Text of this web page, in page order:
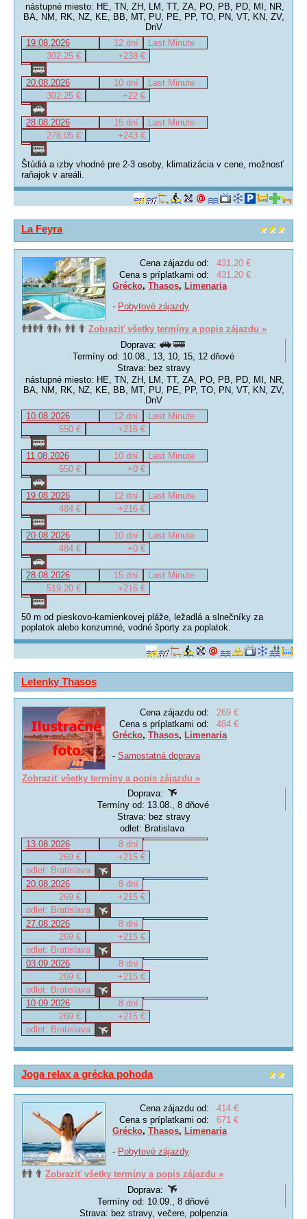
nástupné miesto: HE, TN, ZH, LM, TT, ZA, PO, PB, PD, MI, NR,
BA, NM, RK, NZ, KE, BB, MT, PU, PE, PP, TO, PN, VT, KN, ZV,
DnV
19.08.2026
12 dní
Last Minute
302,25 €
+238 €
20.08.2026 10 dní
Last Minute
302,25 €
+22 €
28.08.2026 15 dní
Last Minute
278,05 €
+243 €
Štúdiá a izby vhodné pre 2-3 osoby, klimatizácia v cene, možnosť
raňajok v areáli.
La Feyra
Cena zájazdu od:
431,20 €
Cena s príplatkami od:
431,20 €
Grécko, Thasos, Limenaria
- Pobytové zájazdy
Zobraziť všetky termíny a popis zájazdu »
Doprava:
Termíny od: 10.08., 13, 10, 15, 12 dňové
Strava: bez stravy
nástupné miesto: HE, TN, ZH, LM, TT, ZA, PO, PB, PD, MI, NR,
BA, NM, RK, NZ, KE, BB, MT, PU, PE, PP, TO, PN, VT, KN, ZV,
DnV
10.08.2026
12 dní
Last Minute
550 €
+216 €
11.08.2026 10 dní
Last Minute
550 €
+0 €
19.08.2026 12 dní
Last Minute
484 €
+216 €
20.08.2026 10 dní
Last Minute
484 €
+0 €
28.08.2026 15 dní
Last Minute
519,20 €
+216 €
50 m od pieskovo-kamienkovej pláže, ležadlá a slnečníky za
poplatok alebo konzumné, vodné športy za poplatok.
Letenky Thasos
Cena zájazdu od:
269 €
Cena s príplatkami od:
484 €
Grécko, Thasos, Limenaria
- Samostatná doprava
Zobraziť všetky termíny a popis zájazdu »
Doprava:
Termíny od: 13.08., 8 dňové
Strava: bez stravy
odlet: Bratislava
13.08.2026
8 dní
269 €
+215 €
odlet: Bratislava
20.08.2026
8 dní
269 €
+215 €
odlet: Bratislava
27.08.2026
8 dní
269 €
+215 €
odlet: Bratislava
03.09.2026
8 dní
269 €
+215 €
odlet: Bratislava
10.09.2026
8 dní
269 €
+215 €
odlet: Bratislava
Joga relax a grécka pohoda
Cena zájazdu od:
414 €
Cena s príplatkami od:
671 €
Grécko, Thasos, Limenaria
- Pobytové zájazdy
Zobraziť všetky termíny a popis zájazdu »
Doprava:
Termíny od: 10.09., 8 dňové
Strava: bez stravy, večere, polpenzia